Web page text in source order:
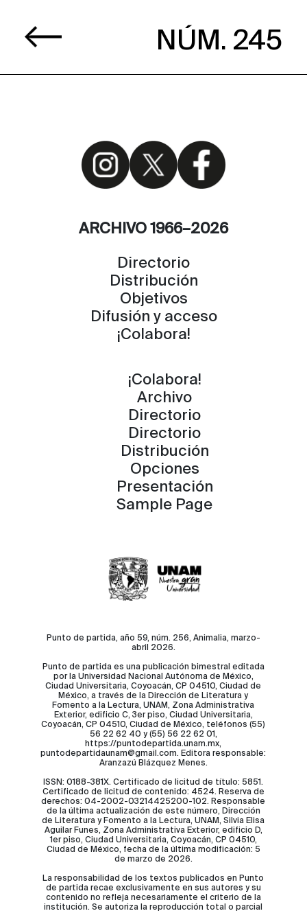
NÚM. 245
ARCHIVO 1966–2026
Directorio
Distribución
Objetivos
Difusión y acceso
¡Colabora!
¡Colabora!
Archivo
Directorio
Directorio
Distribución
Opciones
Presentación
Sample Page
Punto de partida, año 59, núm. 256, Animalia, marzo-
abril 2026.
Punto de partida es una publicación bimestral editada
por la Universidad Nacional Autónoma de México,
Ciudad Universitaria, Coyoacán, CP 04510, Ciudad de
México, a través de la Dirección de Literatura y
Fomento a la Lectura, UNAM, Zona Administrativa
Exterior, edificio C, 3er piso, Ciudad Universitaria,
Coyoacán, CP 04510, Ciudad de México, teléfonos (55)
56 22 62 40 y (55) 56 22 62 01,
https://puntodepartida.unam.mx,
puntodepartidaunam@gmail.com. Editora responsable:
Aranzazú Blázquez Menes.
ISSN: 0188-381X. Certificado de licitud de título: 5851.
Certificado de licitud de contenido: 4524. Reserva de
derechos: 04-2002-03214425200-102. Responsable
de la última actualización de este número, Dirección
de Literatura y Fomento a la Lectura, UNAM, Silvia Elisa
Aguilar Funes, Zona Administrativa Exterior, edificio D,
1er piso, Ciudad Universitaria, Coyoacán, CP 04510,
Ciudad de México, fecha de la última modificación: 5
de marzo de 2026.
La responsabilidad de los textos publicados en Punto
de partida recae exclusivamente en sus autores y su
contenido no refleja necesariamente el criterio de la
institución. Se autoriza la reproducción total o parcial